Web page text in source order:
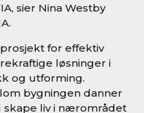
sier Nina Westby
for effektiv
løsninger i
og utforming.
bygningen danner
skape liv i nærområdet